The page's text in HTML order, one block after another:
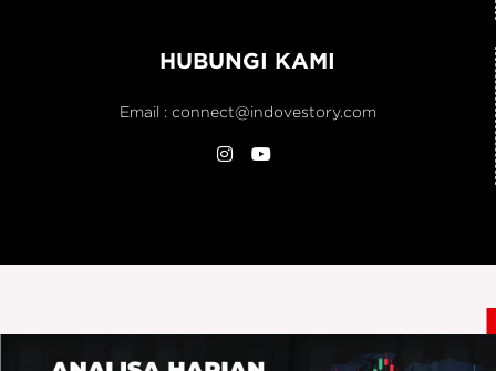
HUBUNGI KAMI
Email : connect@indovestory.com